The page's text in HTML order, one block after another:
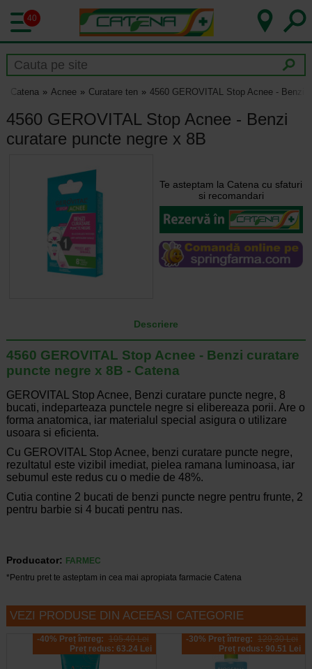
40
Catena Acnee Curatare ten 4560 GEROVITAL Stop Acnee - Benzi
4560 GEROVITAL Stop Acnee - Benzi
curatare puncte negre x 8B
Te asteptam la Catena cu sfaturi
si recomandari
Descriere
4560 GEROVITAL Stop Acnee - Benzi curatare
puncte negre x 8B - Catena
GEROVITAL Stop Acnee, Benzi curatare puncte negre, 8
bucati, indeparteaza punctele negre si elibereaza porii. Are o
forma anatomica, iar materialul special asigura o utilizare
usoara si eficienta.
Cu GEROVITAL Stop Acnee, benzi curatare puncte negre,
rezultatul este vizibil imediat, pielea ramana luminoasa, iar
sebumul este redus cu o medie de 48%.
Cutia contine 2 bucati de benzi puncte negre pentru frunte, 2
pentru barbie si 4 bucati pentru nas.
Producator:
FARMEC
*Pentru pret te asteptam in cea mai apropiata farmacie Catena
VEZI PRODUSE DIN ACEEASI CATEGORIE
-40% Preț întreg: 105.40 Lei
Preț redus: 63.24 Lei
-30% Preț întreg: 129,30 Lei
Preț redus: 90.51 Lei